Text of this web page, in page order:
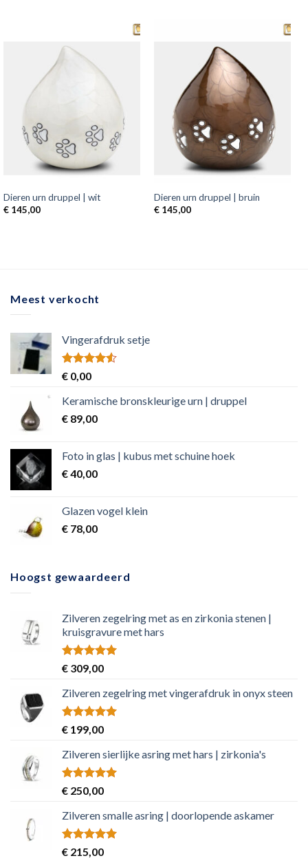
Dieren urn druppel | wit
€145,00
Dieren urn druppel | bruin
€145,00
Meest verkocht
Vingerafdruk setje
Rated
4.50
of 5
€ 0,00
Keramische bronskleurige urn | druppel
€ 89,00
Foto in glas | kubus met schuine hoek
€40,00
Glazen vogel klein
€ 78,00
Hoogst gewaardeerd
Zilveren zegelring met as en zirkonia stenen |
kruisgravure met hars
Rated5.00
out of 5
€ 309,00
Zilveren zegelring met vingerafdruk in onyx steen
Rated5.00
out of 5
€ 199,00
Zilveren sierlijke asring met hars | zirkonia's
Rated5.00
out of 5
€ 250,00
Zilveren smalle asring | doorlopende askamer
Rated5.00
out of 5
€ 215,00